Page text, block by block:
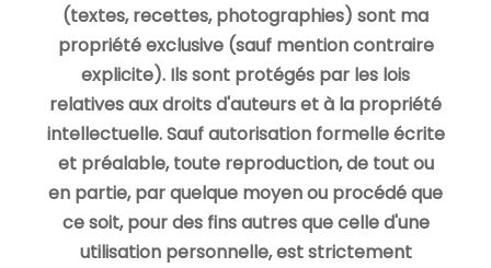
(textes, recettes, photographies) sont ma
propriété exclusive (sauf mention contraire
explicite). Ils sont protégés par les lois
relatives aux droits d'auteurs et à la propriété
intellectuelle. Sauf autorisation formelle écrite
et préalable, toute reproduction, de tout ou
en partie, par quelque moyen ou procédé que
ce soit, pour des fins autres que celle d'une
utilisation personnelle, est strictement